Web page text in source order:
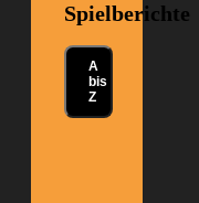
Spielberichte
A
bis
Z